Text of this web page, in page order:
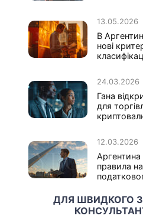
13.05.2026
В
нові
24.03.2026
Гана
для
12.03.2026
Аргентина
правила
ДЛЯ ШВИДКОГО